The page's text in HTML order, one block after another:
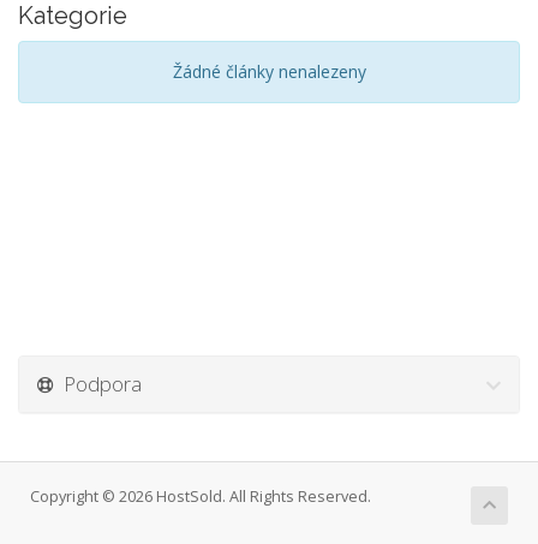
Kategorie
Žádné články nenalezeny
Podpora
Copyright © 2026 HostSold. All Rights Reserved.